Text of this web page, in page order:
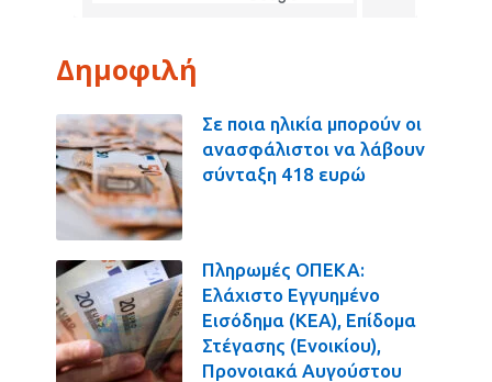
Δημοφιλή
Σε ποια ηλικία μπορούν οι
ανασφάλιστοι να λάβουν
σύνταξη 418 ευρώ
Πληρωμές ΟΠΕΚΑ:
Ελάχιστο Εγγυημένο
Εισόδημα (ΚΕΑ), Επίδομα
Στέγασης (Ενοικίου),
Προνοιακά Αυγούστου